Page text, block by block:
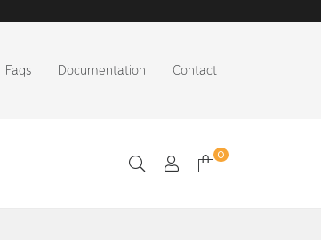
Faqs Documentation Contact
0